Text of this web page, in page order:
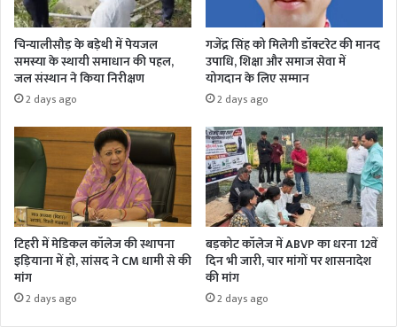
चिन्यालीसौड़ के बड़ेथी में पेयजल
समस्या के स्थायी समाधान की पहल,
जल संस्थान ने किया निरीक्षण
2 days ago
गजेंद्र सिंह को मिलेगी डॉक्टरेट की मानद
उपाधि, शिक्षा और समाज सेवा में
योगदान के लिए सम्मान
2 days ago
टिहरी में मेडिकल कॉलेज की स्थापना
इड़ियाना में हो, सांसद ने CM धामी से की
मांग
2 days ago
बड़कोट कॉलेज में ABVP का धरना 12वें
दिन भी जारी, चार मांगों पर शासनादेश
की मांग
2 days ago